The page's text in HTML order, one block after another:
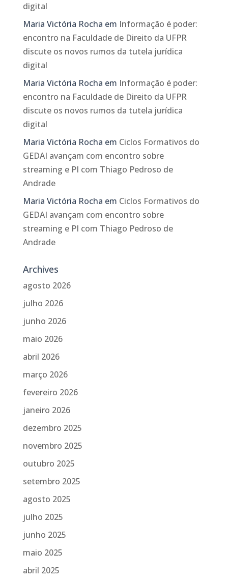
digital
Maria Victória Rocha em Informação é poder:
encontro na Faculdade de Direito da UFPR
discute os novos rumos da tutela jurídica
digital
Maria Victória Rocha em Informação é poder:
encontro na Faculdade de Direito da UFPR
discute os novos rumos da tutela jurídica
digital
Maria Victória Rocha em Ciclos Formativos do
GEDAI avançam com encontro sobre
streaming e PI com Thiago Pedroso de
Andrade
Maria Victória Rocha em Ciclos Formativos do
GEDAI avançam com encontro sobre
streaming e PI com Thiago Pedroso de
Andrade
Archives
agosto 2026
julho 2026
junho 2026
maio 2026
abril 2026
março 2026
fevereiro 2026
janeiro 2026
dezembro 2025
novembro 2025
outubro 2025
setembro 2025
agosto 2025
julho 2025
junho 2025
maio 2025
abril 2025